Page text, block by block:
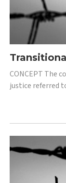
CONCEPT The
justice referred